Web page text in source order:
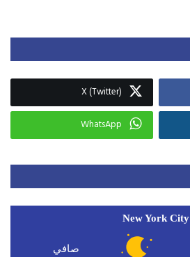
X (Twitter)
WhatsApp
New York City
صافي